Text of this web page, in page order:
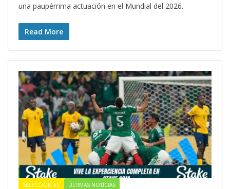
una paupérrima actuación en el Mundial del 2026.
Read More
SELECCIÓN EC ÚLTIMAS NOTICIAS